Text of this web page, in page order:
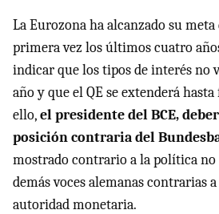
La Eurozona ha alcanzado su
primera vez los últimos cuatro
indicar que los tipos de interés no
año y que el QE se extenderá
ello,el presidente del BCE,
posición contraria del
mostrado contrario a la política
demás voces alemanas contrarias
autoridad monetaria.